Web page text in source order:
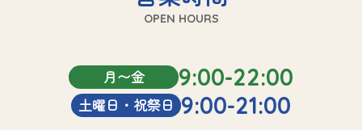
OPEN HOURS
月〜金 9:00-22:00
土曜日・祝祭日 9:00-21:00